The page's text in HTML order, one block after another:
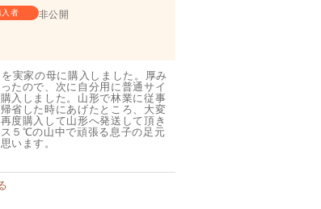
入者
非公開
実家の母に購入しました。厚み
たので、次に自分用に普通サイ
入しました。山形で林業に従事
省した時にあげたところ、大変
度購入して山形へ発送して頂き
５℃の山中で頑張る息子の足元
います。